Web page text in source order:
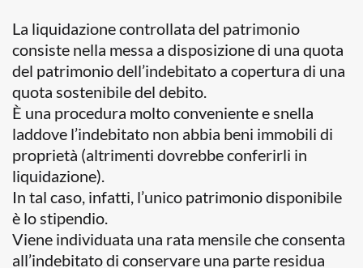
La liquidazione controllata del patrimonio
consiste nella messa a disposizione di una quota
del patrimonio dell’indebitato a copertura di una
quota sostenibile del debito.
È una procedura molto conveniente e snella
laddove l’indebitato non abbia beni immobili di
proprietà (altrimenti dovrebbe conferirli in
liquidazione).
In tal caso, infatti, l’unico patrimonio disponibile
è lo stipendio.
Viene individuata una rata mensile che consenta
all’indebitato di conservare una parte residua